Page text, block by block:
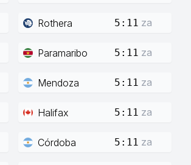
Rothera 5:11 za
Paramaribo 5:11 za
Mendoza 5:11 za
Halifax 5:11 za
Córdoba 5:11 za